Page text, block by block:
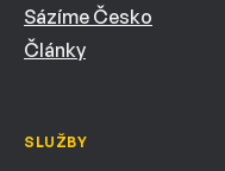
Sázíme Česko
Články
SLUŽBY